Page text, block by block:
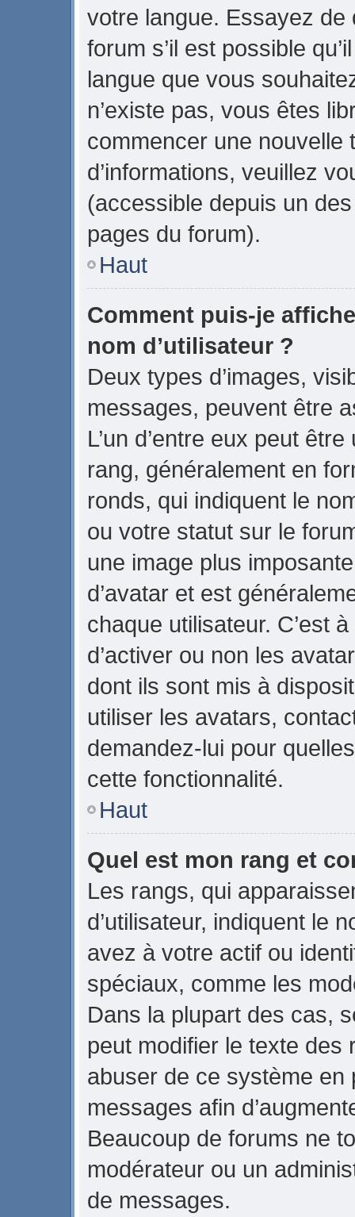
votre langue. Essayez
forum s’il est possible
langue que vous
n’existe pas, vous êtes
commencer une nouvelle
d’informations, veuillez
(accessible depuis un
pages du forum).
Haut
Comment puis-je
nom d’utilisateur ?
Deux types d’images,
messages, peuvent être
L’un d’entre eux peut
rang, généralement en
ronds, qui indiquent le
ou votre statut sur le
une image plus
d’avatar et est
chaque utilisateur. C’est
d’activer ou non les
dont ils sont mis à
utiliser les avatars,
demandez-lui pour
cette fonctionnalité.
Haut
Quel est mon rang et
Les rangs, qui
d’utilisateur, indiquent le
avez à votre actif ou
spéciaux, comme les
Dans la plupart des cas,
peut modifier le texte des
abuser de ce système en
messages afin
Beaucoup de forums ne
modérateur ou un
de messages.